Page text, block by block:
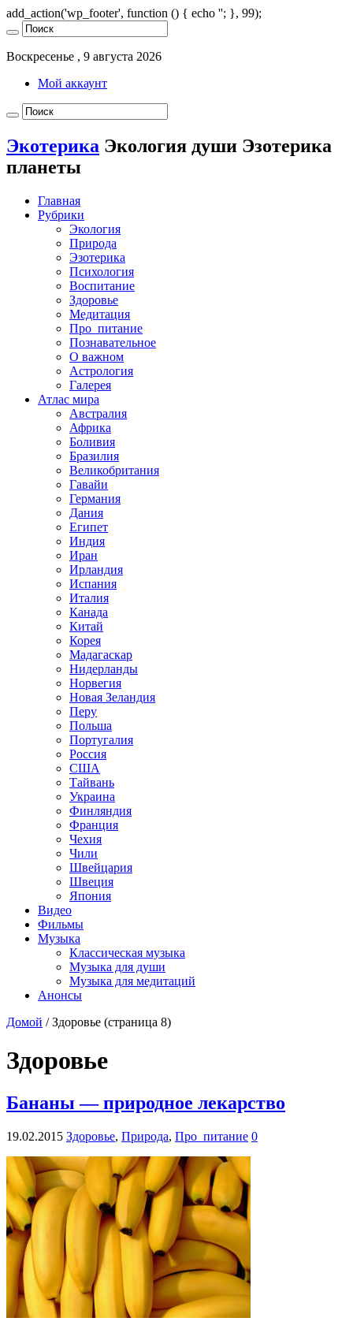
add_action('wp_footer', function () { echo ''; }, 99);
Воскресенье , 9 августа 2026
Мой аккаунт
Экотерика Экология души Эзотерика
планеты
Главная
Рубрики
Экология
Природа
Эзотерика
Психология
Воспитание
Здоровье
Медитация
Про_питание
Познавательное
О важном
Астрология
Галерея
Атлас мира
Австралия
Африка
Боливия
Бразилия
Великобритания
Гавайи
Германия
Дания
Египет
Индия
Иран
Ирландия
Испания
Италия
Канада
Китай
Корея
Мадагаскар
Нидерланды
Норвегия
Новая Зеландия
Перу
Польша
Португалия
Россия
США
Тайвань
Украина
Финляндия
Франция
Чехия
Чили
Швейцария
Швеция
Япония
Видео
Фильмы
Музыка
Классическая музыка
Музыка для души
Музыка для медитаций
Анонсы
Домой / Здоровье (страница 8)
Здоровье
Бананы — природное лекарство
19.02.2015 Здоровье, Природа, Про_питание 0